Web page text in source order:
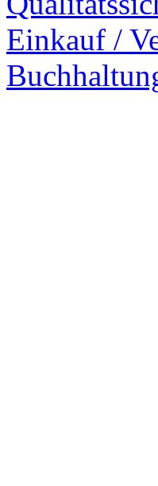
Einkauf /